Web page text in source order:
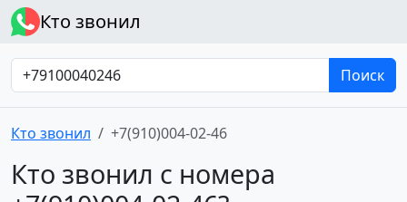
Кто звонил
Поиск
Кто звонил +7(910)004-02-46
Кто звонил с номера